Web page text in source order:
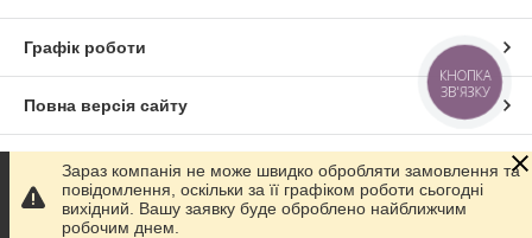
Графік роботи
Повна версія сайту
Сайт створено на маркетплейсі Prom.ua
Політика конфіденційності
Зараз компанія не може швидко обробляти замовлення та
повідомлення, оскільки за її графіком роботи сьогодні
вихідний. Вашу заявку буде оброблено найближчим
робочим днем.
КНОПКА
ЗВ'ЯЗКУ